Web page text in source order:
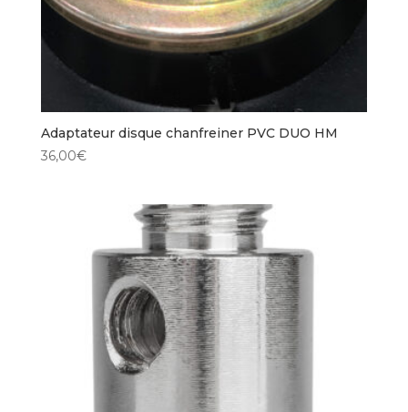
Adaptateur disque chanfreiner PVC DUO HM
36,00€